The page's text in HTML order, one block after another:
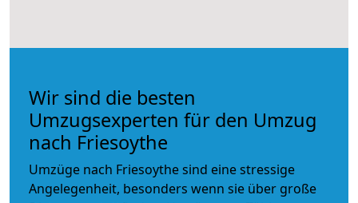
Wir sind die besten
Umzugsexperten für den Umzug
nach Friesoythe
Umzüge nach Friesoythe sind eine stressige
Angelegenheit, besonders wenn sie über große